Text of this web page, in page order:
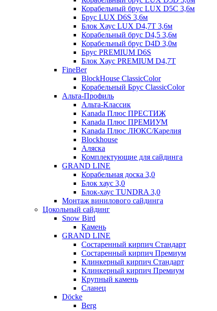
Корабельный брус LUX D5C 3,6м
Брус LUX D6S 3,6м
Блок Хаус LUX D4,7T 3,6м
Корабельный брус D4,5 3,6м
Корабельный брус D4D 3,0м
Брус PREMIUM D6S
Блок Хаус PREMIUM D4,7T
FineBer
BlockHouse ClassicColor
Корабельный Брус ClassicColor
Альта-Профиль
Альта-Классик
Kanada Плюс ПРЕСТИЖ
Kanada Плюс ПРЕМИУМ
Kanada Плюс ЛЮКС/Карелия
Blockhouse
Аляска
Комплектующие для сайдинга
GRAND LINE
Корабельная доска 3,0
Блок хаус 3,0
Блок-хаус TUNDRA 3,0
Монтаж винилового сайдинга
Цокольный сайдинг
Snow Bird
Камень
GRAND LINE
Состаренный кирпич Стандарт
Состаренный кирпич Премиум
Клинкерный кирпич Стандарт
Клинкерный кирпич Премиум
Крупный камень
Сланец
Döcke
Berg